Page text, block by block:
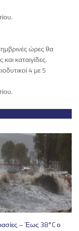
ώρες θα
καταιγίδες.
4 με 5
– Έως 38°C ο